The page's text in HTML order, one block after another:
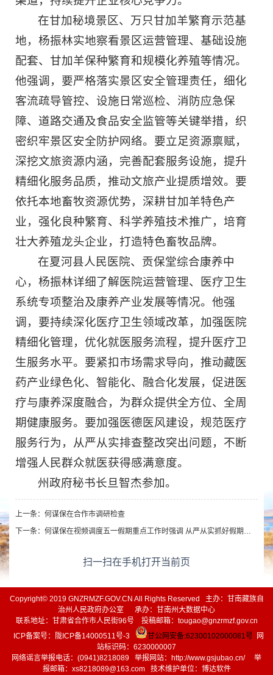
在甘加秘境景区、万只甘加羊繁育示范基
地，杨振林实地察看景区运营管理、基础设施
配套、甘加羊保种繁育和规模化养殖等情况。
他强调，要严格落实景区安全管理责任，细化
客流疏导管控、设施日常巡检、消防应急保
障、道路交通及食品安全监管等关键举措，织
密织牢景区安全防护网络。要立足资源禀赋，
深挖文旅资源内涵，完善配套服务设施，提升
精细化服务品质，推动文旅产业提质增效。要
依托本地畜牧资源优势，深耕甘加羊特色产
业，强化良种繁育、科学养殖技术推广，培育
壮大养殖龙头企业，打造特色畜牧品牌。
在夏河县人民医院、贡保堂综合康养中
心，杨振林详细了解医院运营管理、医疗卫生
系统专项整治及康养产业发展等情况。他强
调，要持续深化医疗卫生领域改革，加强医院
精细化管理，优化就医服务流程，提升医疗卫
生服务水平。要紧扣市场需求导向，推动藏医
药产业绿色化、智能化、融合化发展，促进医
疗与康养深度融合，为群众提供全方位、全周
期健康服务。要加强医德医风建设，规范医疗
服务行为，从严从实排查整改突出问题，不断
增强人民群众就医获得感满意度。
州政府秘书长旦智杰参加。
上一条： 何谋保在合作市调研检查
下一条： 何谋保在视频调度五一假期重点工作时强调 从严从实抓好假期安全稳定各项工作 全力保障各族群众平安祥和过节
扫一扫在手机打开当前页
Copyright© 2019 GNZRMZF.GOV.CN All Rights Reserved 主办：甘南藏族自
治州人民政府办公室 承办：甘南州大数据中心
联系地址：甘肃省合作市人民街96号 投稿邮箱：tougao@gnzrmzf.gov.cn
ICP备案号：
陇ICP备14000511号-3 甘公网安备:62300102000081号网
站标识码：6230000007
网络谣言举报电话：(0941)8218089 举报网站： http://www.gsjubao.cn/举
报邮箱：xs8218089@163.com 技术维护单位：博达软件